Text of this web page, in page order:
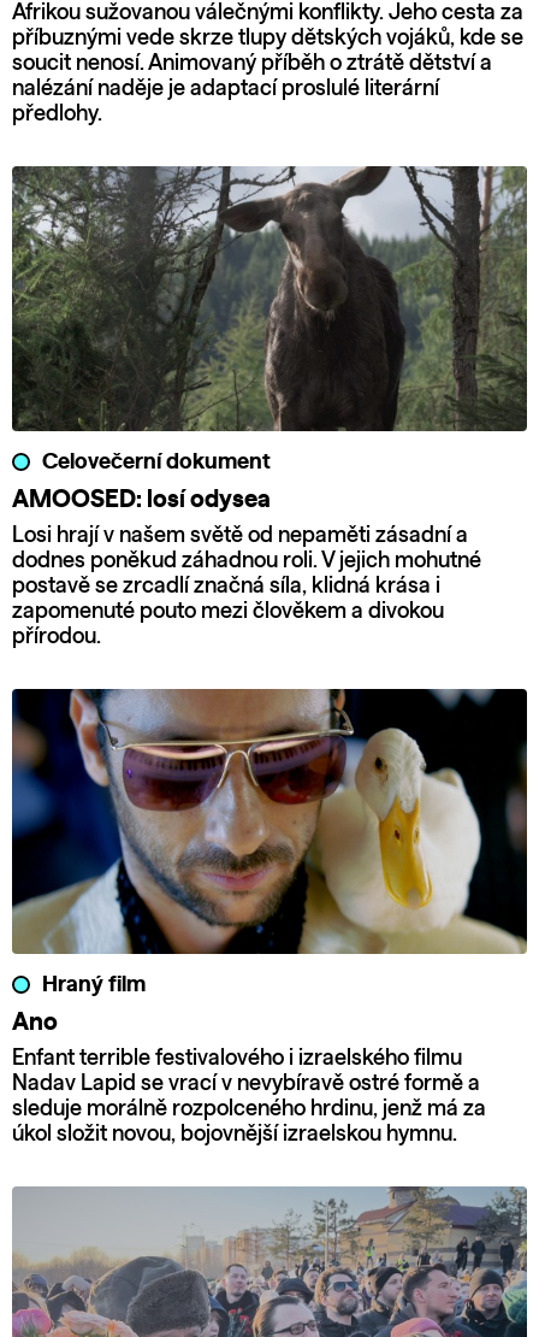
Afrikou sužovanou válečnými konflikty. Jeho cesta za
příbuznými vede skrze tlupy dětských vojáků, kde se
soucit nenosí. Animovaný příběh o ztrátě dětství a
nalézání naděje je adaptací proslulé literární
předlohy.
Celovečerní dokument
AMOOSED: losí odysea
Losi hrají v našem světě od nepaměti zásadní a
dodnes poněkud záhadnou roli. V jejich mohutné
postavě se zrcadlí značná síla, klidná krása i
zapomenuté pouto mezi člověkem a divokou
přírodou.
Hraný film
Ano
Enfant terrible festivalového i izraelského filmu
Nadav Lapid se vrací v nevybíravě ostré formě a
sleduje morálně rozpolceného hrdinu, jenž má za
úkol složit novou, bojovnější izraelskou hymnu.